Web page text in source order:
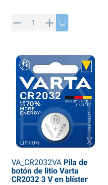
VA_CR2032VAPila de
botón de litio Varta
CR2032 3 V en blíster